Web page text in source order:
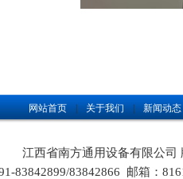
网站首页 关于我们 新闻动态
江西省南方通用设备有限公司
83842899/83842866 邮箱：